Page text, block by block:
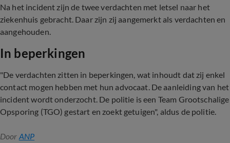
Na het incident zijn de twee verdachten met letsel naar het
ziekenhuis gebracht. Daar zijn zij aangemerkt als verdachten en
aangehouden.
In beperkingen
"De verdachten zitten in beperkingen, wat inhoudt dat zij enkel
contact mogen hebben met hun advocaat. De aanleiding van het
incident wordt onderzocht. De politie is een Team Grootschalige
Opsporing (TGO) gestart en zoekt getuigen", aldus de politie.
Door ANP